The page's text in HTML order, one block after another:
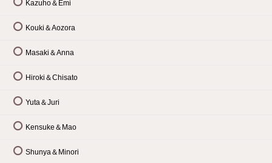
Kazuho＆Emi
Kouki＆Aozora
Masaki＆Anna
Hiroki＆Chisato
Yuta＆Juri
Kensuke＆Mao
Shunya＆Minori